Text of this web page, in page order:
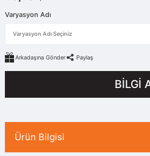
Varyasyon Adı
Arkadaşına Gönder Paylaş
BİLGİ
Ürün Bilgisi